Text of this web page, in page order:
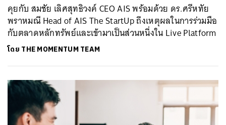
คุยกับ สมชัย เลิศสุทธิวงค์ CEO AIS พร้อมด้วย ดร.ศรีหทัย
พราหมณี Head of AIS The StartUp ถึงเหตุผลในการร่วมมือ
กับตลาดหลักทรัพย์และเข้ามาเป็นส่วนหนึ่งใน Live Platform
โดย THE MOMENTUM TEAM